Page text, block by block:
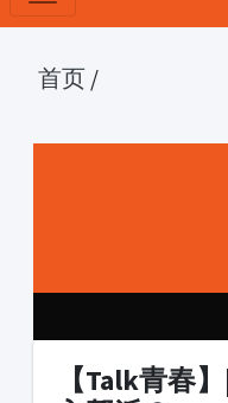
首页 /
【Talk青春